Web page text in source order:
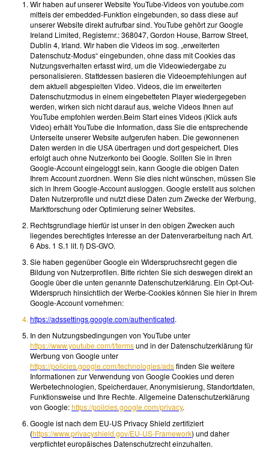
Wir haben auf unserer Website YouTube-Videos von youtube.com
mittels der embedded-Funktion eingebunden, so dass diese auf
unserer Website direkt aufrufbar sind. YouTube gehört zur Google
Ireland Limited, Registernr.: 368047, Gordon House, Barrow Street,
Dublin 4, Irland. Wir haben die Videos im sog. „erweiterten
Datenschutz-Modus“ eingebunden, ohne dass mit Cookies das
Nutzungsverhalten erfasst wird, um die Videowiedergabe zu
personalisieren. Stattdessen basieren die Videoempfehlungen auf
dem aktuell abgespielten Video. Videos, die im erweiterten
Datenschutzmodus in einem eingebetteten Player wiedergegeben
werden, wirken sich nicht darauf aus, welche Videos Ihnen auf
YouTube empfohlen werden.Beim Start eines Videos (Klick aufs
Video) erhält YouTube die Information, dass Sie die entsprechende
Unterseite unserer Website aufgerufen haben. Die gewonnenen
Daten werden in die USA übertragen und dort gespeichert. Dies
erfolgt auch ohne Nutzerkonto bei Google. Sollten Sie in Ihren
Google-Account eingeloggt sein, kann Google die obigen Daten
Ihrem Account zuordnen. Wenn Sie dies nicht wünschen, müssen Sie
sich in Ihrem Google-Account ausloggen. Google erstellt aus solchen
Daten Nutzerprofile und nutzt diese Daten zum Zwecke der Werbung,
Marktforschung oder Optimierung seiner Websites.
Rechtsgrundlage hierfür ist unser in den obigen Zwecken auch
liegendes berechtigtes Interesse an der Datenverarbeitung nach Art.
6 Abs. 1 S.1 lit. f) DS-GVO.
Sie haben gegenüber Google ein Widerspruchsrecht gegen die
Bildung von Nutzerprofilen. Bitte richten Sie sich deswegen direkt an
Google über die unten genannte Datenschutzerklärung. Ein Opt-Out-
Widerspruch hinsichtlich der Werbe-Cookies können Sie hier in Ihrem
Google-Account vornehmen:
https://adssettings.google.com/authenticated.
In den Nutzungsbedingungen von YouTube unter
https://www.youtube.com/t/termsund in der Datenschutzerklärung für
Werbung von Google unter
https://policies.google.com/technologies/adsfinden Sie weitere
Informationen zur Verwendung von Google Cookies und deren
Werbetechnologien, Speicherdauer, Anonymisierung, Standortdaten,
Funktionsweise und Ihre Rechte. Allgemeine Datenschutzerklärung
von Google:https://policies.google.com/privacy.
Google ist nach dem EU-US Privacy Shield zertifiziert
(https://www.privacyshield.gov/EU-US-Framework) und daher
verpflichtet europäisches Datenschutzrecht einzuhalten.